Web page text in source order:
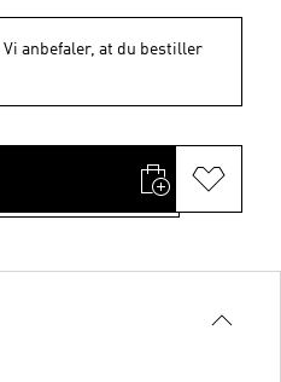
Vi anbefaler, at du bestiller